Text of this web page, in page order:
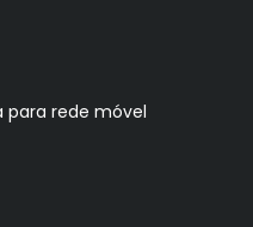
para rede móvel